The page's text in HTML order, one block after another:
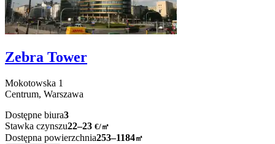
Zebra Tower
Mokotowska 1
Centrum, Warszawa
Dostępne biura3
Stawka czynszu22–23 €/㎡
Dostępna powierzchnia253–1184㎡